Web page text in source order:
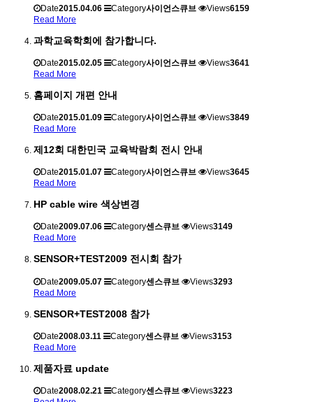
Date2015.04.06 Category사이언스큐브 Views6159
Read More
과학교육학회에 참가합니다.
Date2015.02.05 Category사이언스큐브 Views3641
Read More
홈페이지 개편 안내
Date2015.01.09 Category사이언스큐브 Views3849
Read More
제12회 대한민국 교육박람회 전시 안내
Date2015.01.07 Category사이언스큐브 Views3645
Read More
HP cable wire 색상변경
Date2009.07.06 Category센스큐브 Views3149
Read More
SENSOR+TEST2009 전시회 참가
Date2009.05.07 Category센스큐브 Views3293
Read More
SENSOR+TEST2008 참가
Date2008.03.11 Category센스큐브 Views3153
Read More
제품자료 update
Date2008.02.21 Category센스큐브 Views3223